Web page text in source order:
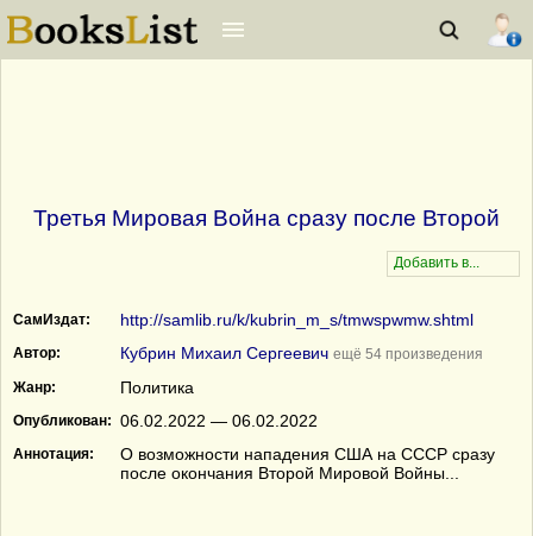
Третья Мировая Война сразу после Второй
СамИздат: http://samlib.ru/k/kubrin_m_s/tmwspwmw.shtml
Автор: Кубрин Михаил Сергеевич ещё 54 произведения
Жанр:
Политика
Опубликован: 06.02.2022 — 06.02.2022
Аннотация:
О возможности нападения США на СССР сразу
после окончания Второй Мировой Войны...